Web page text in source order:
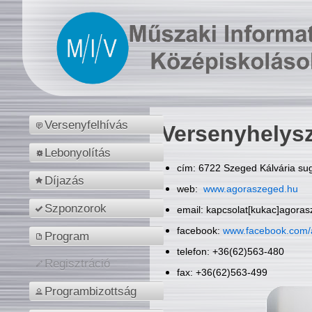
Versenyfelhívás
Lebonyolítás
Díjazás
Szponzorok
Program
Regisztráció
Programbizottság
cím: 6722 Szeged Kálvária
web: www.agoraszeged.hu
email:
facebook:
telefon: +36(62)563-480
fax: +36(62)563-499